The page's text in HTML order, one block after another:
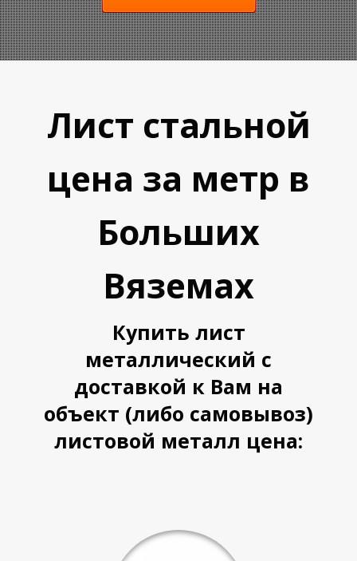
А
Лист стальной
цена за метр в
Больших
Вяземах
Купить лист
металлический с
доставкой к Вам на
объект (либо самовывоз)
листовой металл цена:
А